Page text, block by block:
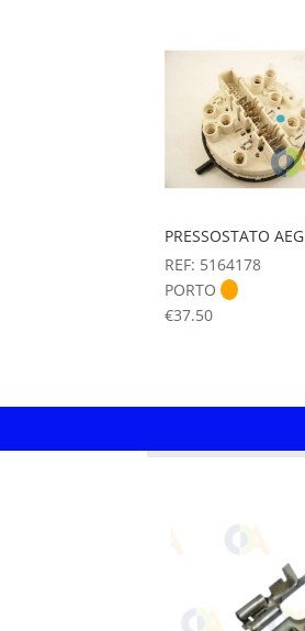
PRESSOSTATO AEG
REF: 5164178
PORTO
€37.50